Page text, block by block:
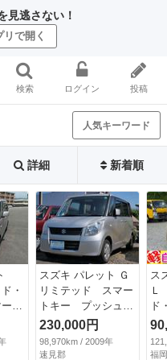
見逃さない！
リで開く
検索 ログイン 投稿
人気キーワード
詳細 新着順
・
ト
防
スズキ パレット Ｇ
リミテッド スマー
トキー プッシュス
タート ＥＴＣ ナ
ビ ＴＶ 記録簿
電動格納ミラー プ
230,000円
98,970km / 2009年
速見郡
ス
Ｌ
ド
キ
ー
ル
福